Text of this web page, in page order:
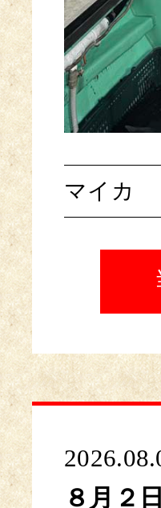
マイカ
８月２日